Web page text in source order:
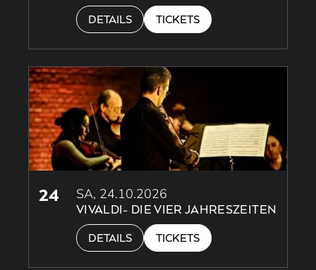
DETAILS TICKETS
24 SA, 24.10.2026
VIVALDI- DIE VIER JAHRESZEITEN
DETAILS TICKETS